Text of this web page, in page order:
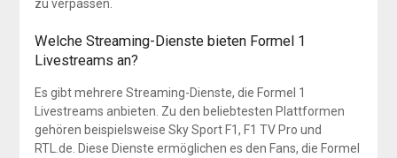
zu verpassen.
Welche Streaming-Dienste bieten Formel 1
Livestreams an?
Es gibt mehrere Streaming-Dienste, die Formel 1
Livestreams anbieten. Zu den beliebtesten Plattformen
gehören beispielsweise Sky Sport F1, F1 TV Pro und
RTL.de. Diese Dienste ermöglichen es den Fans, die Formel